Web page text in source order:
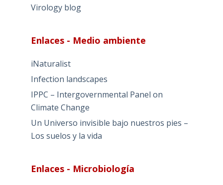
Virology blog
Enlaces - Medio ambiente
iNaturalist
Infection landscapes
IPPC – Intergovernmental Panel on
Climate Change
Un Universo invisible bajo nuestros pies –
Los suelos y la vida
Enlaces - Microbiología